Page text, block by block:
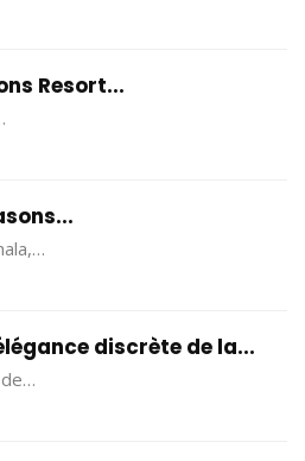
Resort...
discrète de la...